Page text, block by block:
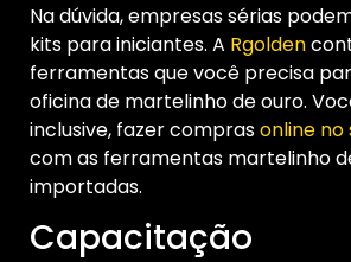
Na dúvida, empresas sérias
kits para iniciantes. A Rgolden
ferramentas que você precisa
oficina de martelinho de ouro.
inclusive, fazer comprasonline no
com as ferramentas martelinho
importadas.
Capacitação